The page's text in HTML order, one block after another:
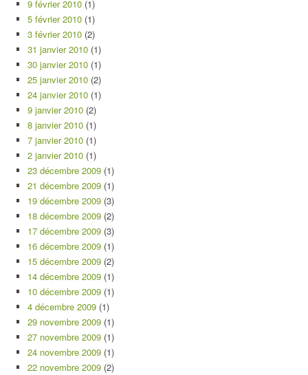
9 février 2010 (1)
5 février 2010 (1)
3 février 2010 (2)
31 janvier 2010 (1)
30 janvier 2010 (1)
25 janvier 2010 (2)
24 janvier 2010 (1)
9 janvier 2010 (2)
8 janvier 2010 (1)
7 janvier 2010 (1)
2 janvier 2010 (1)
23 décembre 2009 (1)
21 décembre 2009 (1)
19 décembre 2009 (3)
18 décembre 2009 (2)
17 décembre 2009 (3)
16 décembre 2009 (1)
15 décembre 2009 (2)
14 décembre 2009 (1)
10 décembre 2009 (1)
4 décembre 2009 (1)
29 novembre 2009 (1)
27 novembre 2009 (1)
24 novembre 2009 (1)
22 novembre 2009 (2)